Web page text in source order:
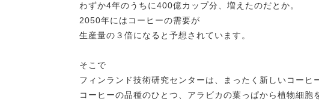
わずか4年のうちに400億カップ分、増えたのだとか。
2050年にはコーヒーの需要が
生産量の３倍になると予想されています。
そこで
フィンランド技術研究センターは、まったく新しいコーヒ
コーヒーの品種のひとつ、アラビカの葉っぱから植物細胞